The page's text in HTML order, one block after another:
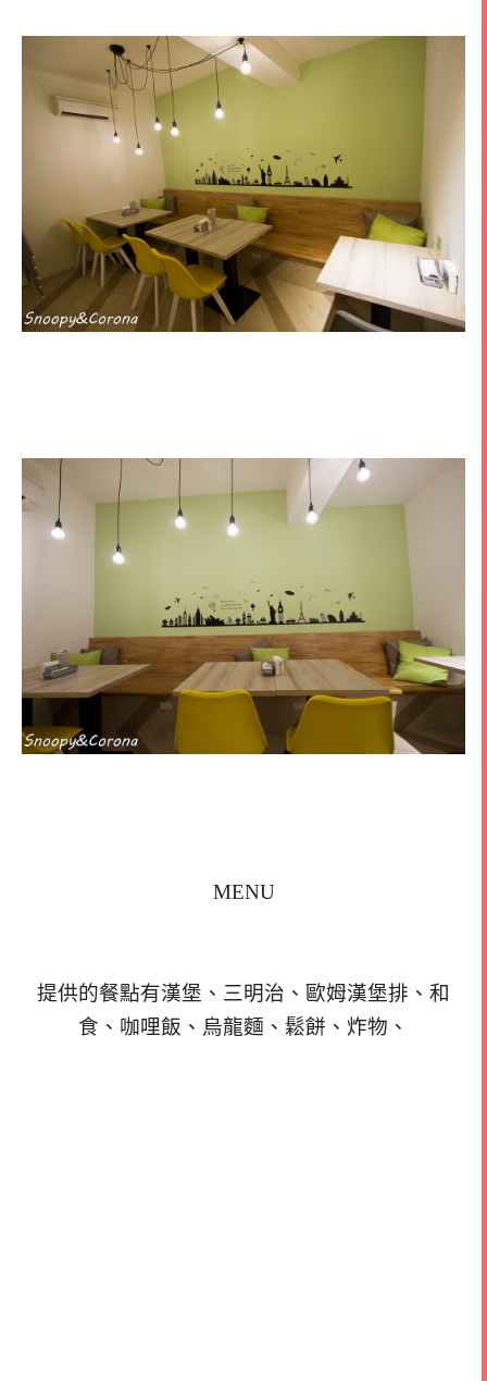
MENU
提供的餐點有漢堡、三明治、歐姆漢堡排、和
食、咖哩飯、烏龍麵、鬆餅、炸物、